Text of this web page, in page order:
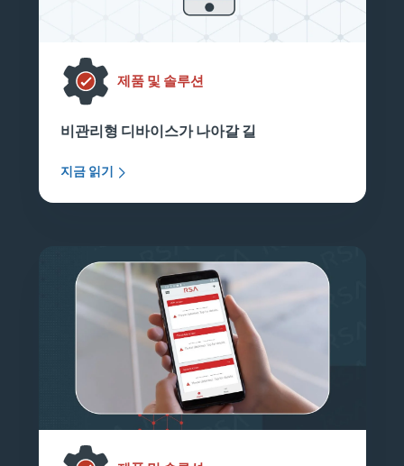
제품 및 솔루션
비관리형 디바이스가 나아갈 길
지금 읽기